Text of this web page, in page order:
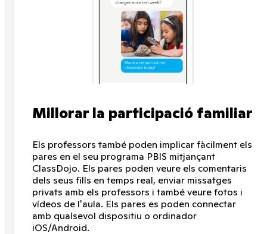
Millorar la participació familiar
Els professors també poden implicar fàcilment els
pares en el seu programa PBIS mitjançant
ClassDojo. Els pares poden veure els comentaris
dels seus fills en temps real, enviar missatges
privats amb els professors i també veure fotos i
vídeos de l'aula. Els pares es poden connectar
amb qualsevol dispositiu o ordinador
iOS/Android.